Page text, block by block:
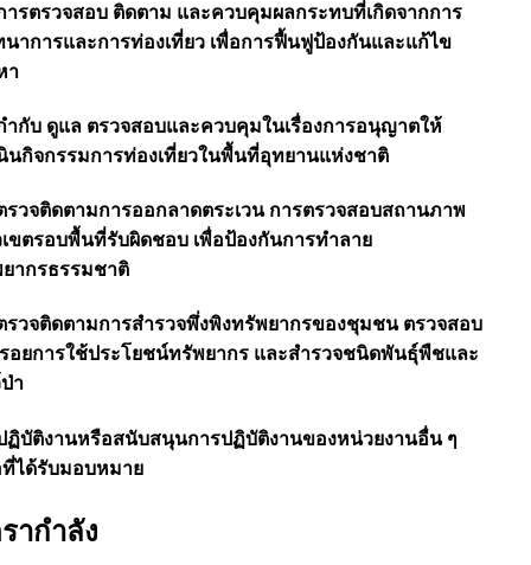
ารตรวจสอบ ติดตาม และควบคุมผลกระทบที่เกิดจากการ
าการและการท่องเที่ยว เพื่อการฟื้นฟูป้องกันและแก้ไข
า
ำกับ ดูแล ตรวจสอบและควบคุมในเรื่องการอนุญาตให้
นกิจกรรมการท่องเที่ยวในพื้นที่อุทยานแห่งชาติ
รวจติดตามการออกลาดตระเวน การตรวจสอบสถานภาพ
ขตรอบพื้นที่รับผิดชอบ เพื่อป้องกันการทำลาย
ากรธรรมชาติ
รวจติดตามการสำรวจพึ่งพิงทรัพยากรของชุมชน ตรวจสอบ
อยการใช้ประโยชน์ทรัพยากร และสำรวจชนิดพันธุ์พืชและ
า
ฏิบัติงานหรือสนับสนุนการปฏิบัติงานของหน่วยงานอื่น ๆ
ได้รับมอบหมาย
ากำลัง